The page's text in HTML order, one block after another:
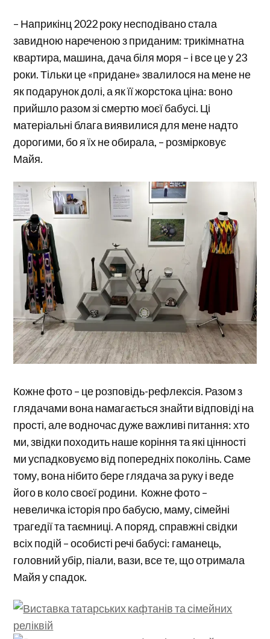
– Наприкінц 2022 року несподівано стала
завидною нареченою з приданим: трикімнатна
квартира, машина, дача біля моря – і все це у 23
роки. Тільки це «придане» звалилося на мене не
як подарунок долі, а як її жорстока ціна: воно
прийшло разом зі смертю моєї бабусі. Ці
матеріальні блага виявилися для мене надто
дорогими, бо я їх не обирала, – розмірковує
Майя.
Кожне фото – це розповідь-рефлексія. Разом з
глядачами вона намагається знайти відповіді на
прості, але водночас дуже важливі питання: хто
ми, звідки походить наше коріння та які цінності
ми успадковуємо від попередніх поколінь. Саме
тому, вона нібито бере глядача за руку і веде
його в коло своєї родини. Кожне фото –
невеличка історія про бабусю, маму, сімейні
трагедії та таємниці. А поряд, справжні свідки
всіх подій – особисті речі бабусі: гаманець,
головний убір, піали, вази, все те, що отримала
Майя у спадок.